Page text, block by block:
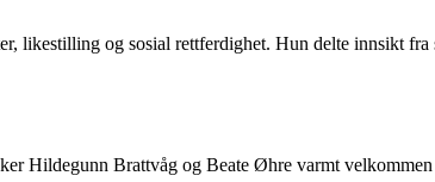
likestilling og sosial rettferdighet. Hun delte innsikt
Hildegunn Brattvåg og Beate Øhre varmt